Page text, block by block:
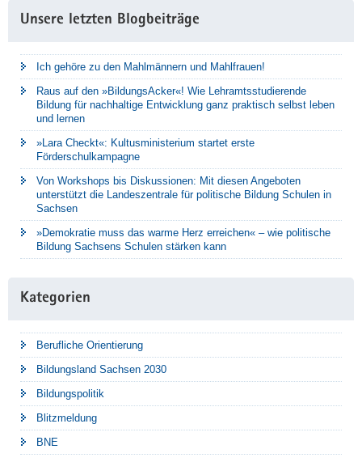
Unsere letzten Blogbeiträge
Ich gehöre zu den Mahlmännern und Mahlfrauen!
Raus auf den »BildungsAcker«! Wie Lehramtsstudierende
Bildung für nachhaltige Entwicklung ganz praktisch selbst leben
und lernen
»Lara Checkt«: Kultusministerium startet erste
Förderschulkampagne
Von Workshops bis Diskussionen: Mit diesen Angeboten
unterstützt die Landeszentrale für politische Bildung Schulen in
Sachsen
»Demokratie muss das warme Herz erreichen« – wie politische
Bildung Sachsens Schulen stärken kann
Kategorien
Berufliche Orientierung
Bildungsland Sachsen 2030
Bildungspolitik
Blitzmeldung
BNE